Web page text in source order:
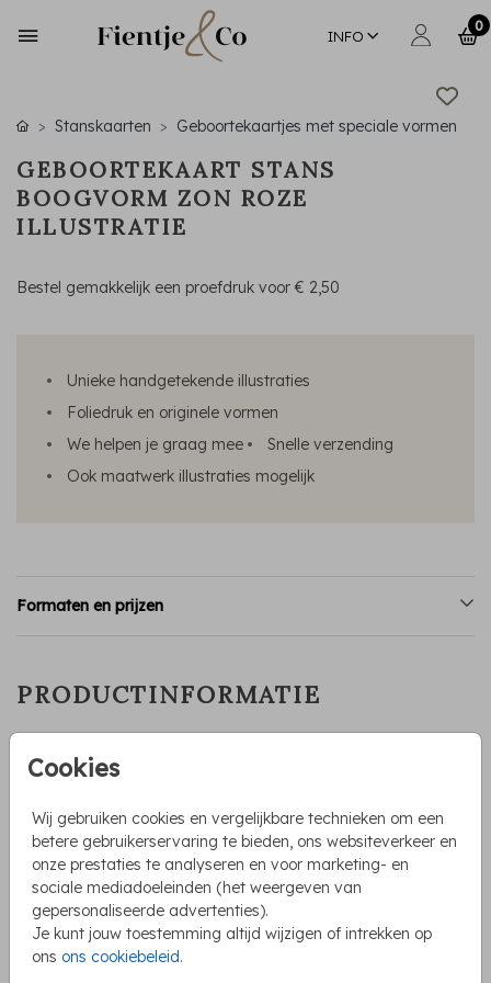
INFO
0
Cookies
Wij gebruiken cookies en vergelijkbare technieken om een
betere gebruikerservaring te bieden, ons websiteverkeer en
onze prestaties te analyseren en voor marketing- en
sociale mediadoeleinden (het weergeven van
gepersonaliseerde advertenties).
Je kunt jouw toestemming altijd wijzigen of intrekken op
ons ons cookiebeleid.
Stanskaarten Geboortekaartjes met speciale vormen
GEBOORTEKAART STANS
BOOGVORM ZON ROZE
ILLUSTRATIE
Bestel gemakkelijk een proefdruk voor€ 2,50
Unieke handgetekende illustraties
Foliedruk en originele vormen
We helpen je graag mee
Snelle verzending
Ook maatwerk illustraties mogelijk
Formaten en prijzen
PRODUCTINFORMATIE
Wanneer je op zoek bent naar een origineel geboortekaartje
illustratie van een zon en landschap met goudfolie stipjes
en tekst een perfecte keuze. Een prachtige illustratie van
een landschap in mooie roze tinten.
Toon meer
Huisvanmijn